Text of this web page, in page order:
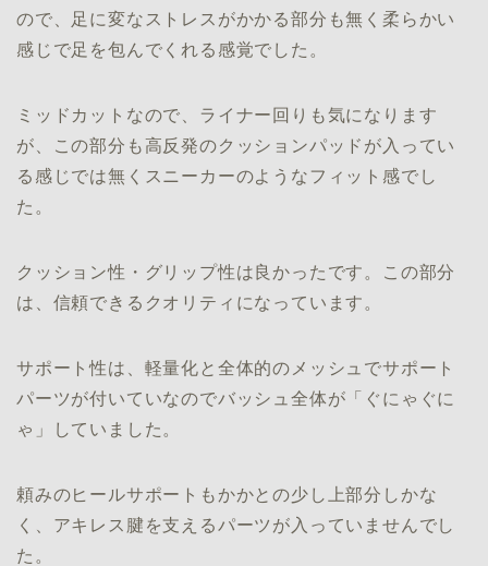
ので、足に変なストレスがかかる部分も無く柔らかい
感じで足を包んでくれる感覚でした。
ミッドカットなので、ライナー回りも気になります
が、この部分も高反発のクッションパッドが入ってい
る感じでは無くスニーカーのようなフィット感でし
た。
クッション性・グリップ性は良かったです。この部分
は、信頼できるクオリティになっています。
サポート性は、軽量化と全体的のメッシュでサポート
パーツが付いていなのでバッシュ全体が「ぐにゃぐに
ゃ」していました。
頼みのヒールサポートもかかとの少し上部分しかな
く、アキレス腱を支えるパーツが入っていませんでし
た。